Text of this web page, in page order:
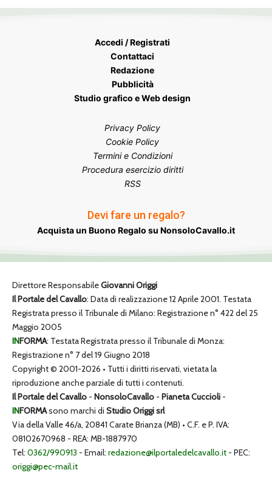
Accedi / Registrati
Contattaci
Redazione
Pubblicità
Studio grafico e Web design
Privacy Policy
Cookie Policy
Termini e Condizioni
Procedura esercizio diritti
RSS
Devi fare un regalo?
Acquista un Buono Regalo su NonsoloCavallo.it
Direttore ResponsabileGiovanni Origgi
Il Portale del Cavallo: Data di realizzazione 12 Aprile 2001. Testata
Registrata presso il Tribunale di Milano: Registrazione n° 422 del 25
Maggio 2005
INFORMA: Testata Registrata presso il Tribunale di Monza:
Registrazione n° 7 del 19 Giugno 2018
Copyright © 2001-2026 • Tutti i diritti riservati, vietata la
riproduzione anche parziale di tutti i contenuti.
Il Portale del Cavallo - NonsoloCavallo - Pianeta Cuccioli -
INFORMAsono marchi di Studio Origgi srl
Via della Valle 46/a, 20841 Carate Brianza (MB) • C.F. e P. IVA:
08102670968 - REA: MB-1887970
Tel: 0362/990913 - Email: redazione@ilportaledelcavallo.it - PEC:
origgi@pec-mail.it